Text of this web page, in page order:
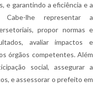
e garantindo a eficiência e a
Cabe-lhe representar a
propor normas e
avaliar impactos e
órgãos competentes. Além
social, assegurar a
e assessorar o prefeito em